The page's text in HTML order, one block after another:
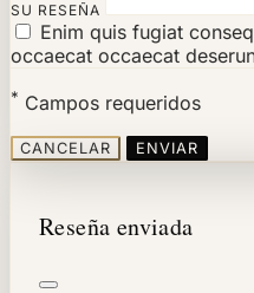
SU RESEÑA
Enim quis fugiat
occaecat occaecat
* Campos requeridos
CANCELAR ENVIAR
Reseña enviada